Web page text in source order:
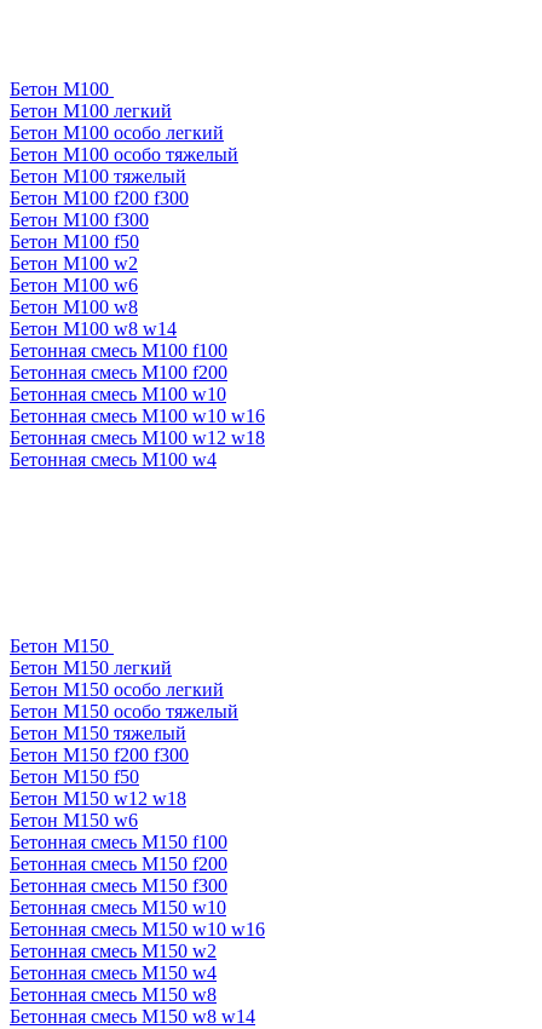
Бетон М100
Бетон М100 легкий
Бетон М100 особо легкий
Бетон М100 особо тяжелый
Бетон М100 тяжелый
Бетон М100 f200 f300
Бетон М100 f300
Бетон М100 f50
Бетон М100 w2
Бетон М100 w6
Бетон М100 w8
Бетон М100 w8 w14
Бетонная смесь М100 f100
Бетонная смесь М100 f200
Бетонная смесь М100 w10
Бетонная смесь М100 w10 w16
Бетонная смесь М100 w12 w18
Бетонная смесь М100 w4
Бетон М150
Бетон М150 легкий
Бетон М150 особо легкий
Бетон М150 особо тяжелый
Бетон М150 тяжелый
Бетон М150 f200 f300
Бетон М150 f50
Бетон М150 w12 w18
Бетон М150 w6
Бетонная смесь М150 f100
Бетонная смесь М150 f200
Бетонная смесь М150 f300
Бетонная смесь М150 w10
Бетонная смесь М150 w10 w16
Бетонная смесь М150 w2
Бетонная смесь М150 w4
Бетонная смесь М150 w8
Бетонная смесь М150 w8 w14